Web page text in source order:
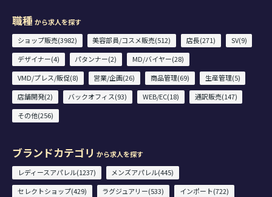
職種 から求人を探す
ショップ販売(3982)
美容部員/コスメ販売(512) 店長(271)
SV(9)
デザイナー(4)
パタンナー(2)
MD/バイヤー(28)
VMD/プレス/販促(8)
営業/企画(26) 商品管理(69)
生産管理(5)
店舗開発(2)
バックオフィス(93) WEB/EC(18)
通訳販売(147)
その他(256)
ブランドカテゴリ から求人を探す
レディースアパレル(1237)
メンズアパレル(445)
セレクトショップ(429)
ラグジュアリー(533)
インポート(722)